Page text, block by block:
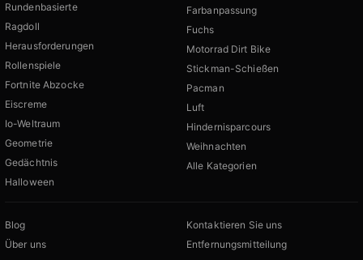
Rundenbasierte
Ragdoll
Herausforderungen
Rollenspiele
Fortnite Abzocke
Eiscreme
Io-Weltraum
Geometrie
Gedächtnis
Halloween
Farbanpassung
Fuchs
Motorrad Dirt Bike
Stickman-Schießen
Pacman
Luft
Hindernisparcours
Weihnachten
Alle Kategorien
Blog
Über uns
Kontaktieren Sie uns
Entfernungsmitteilung